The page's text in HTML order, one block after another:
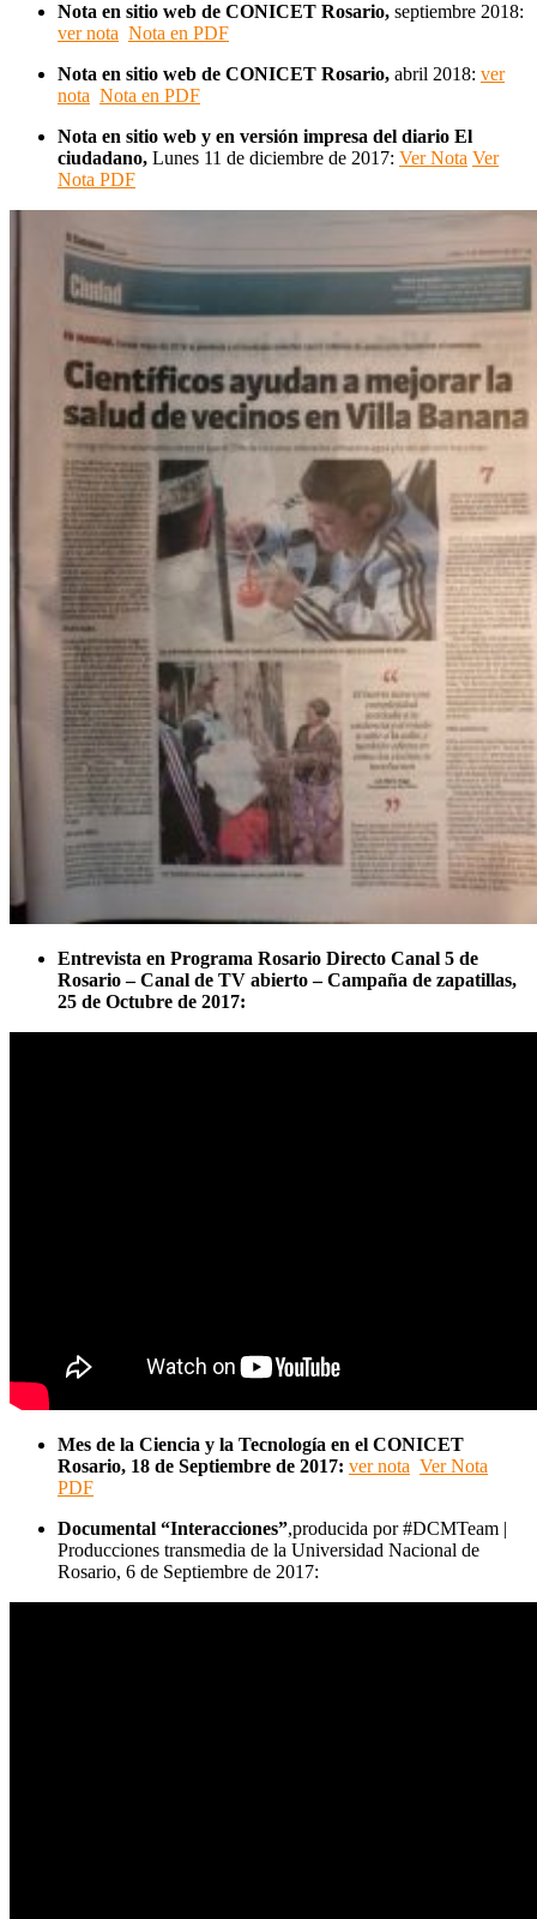
Nota en sitio web de CONICET Rosario, septiembre 2018:
ver nota Nota en PDF
Nota en sitio web de CONICET Rosario, abril 2018: ver
nota Nota en PDF
Nota en sitio web y en versión impresa del diario El
ciudadano, Lunes 11 de diciembre de 2017: Ver Nota Ver
Nota PDF
Entrevista en Programa Rosario Directo Canal 5 de
Rosario – Canal de TV abierto – Campaña de zapatillas,
25 de Octubre de 2017:
Mes de la Ciencia y la Tecnología en el CONICET
Rosario, 18 de Septiembre de 2017: ver nota Ver Nota
PDF
Documental “Interacciones”,producida por #DCMTeam |
Producciones transmedia de la Universidad Nacional de
Rosario, 6 de Septiembre de 2017: